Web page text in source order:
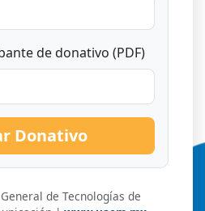
de donativo (PDF)
Donativo
de Tecnologías de